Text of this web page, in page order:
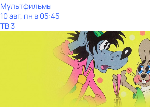
Мультфильмы
10 авг, пн в 05:45
ТВ 3